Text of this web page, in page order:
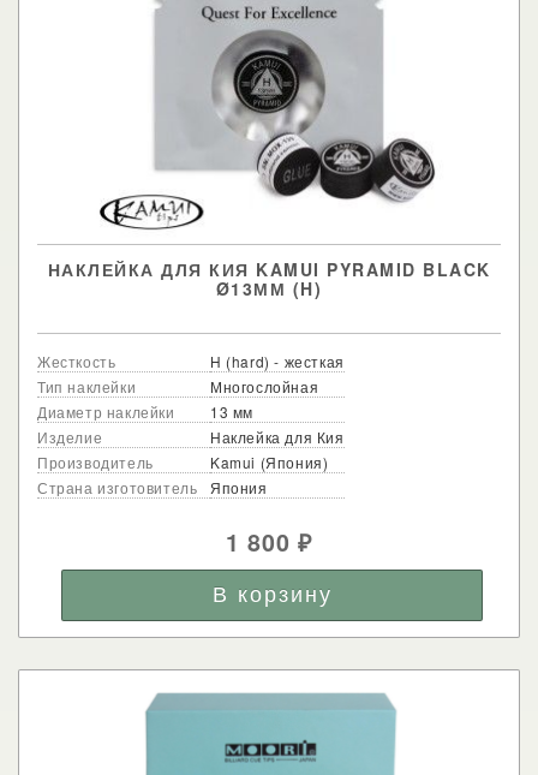
НАКЛЕЙКА ДЛЯ КИЯ KAMUI PYRAMID BLACK
Ø13ММ (H)
Жесткость
H (hard) - жесткая
Тип наклейки
Многослойная
Диаметр наклейки
13 мм
Изделие
Наклейка для Кия
Производитель
Kamui (Япония)
Страна изготовитель
Япония
1 800₽